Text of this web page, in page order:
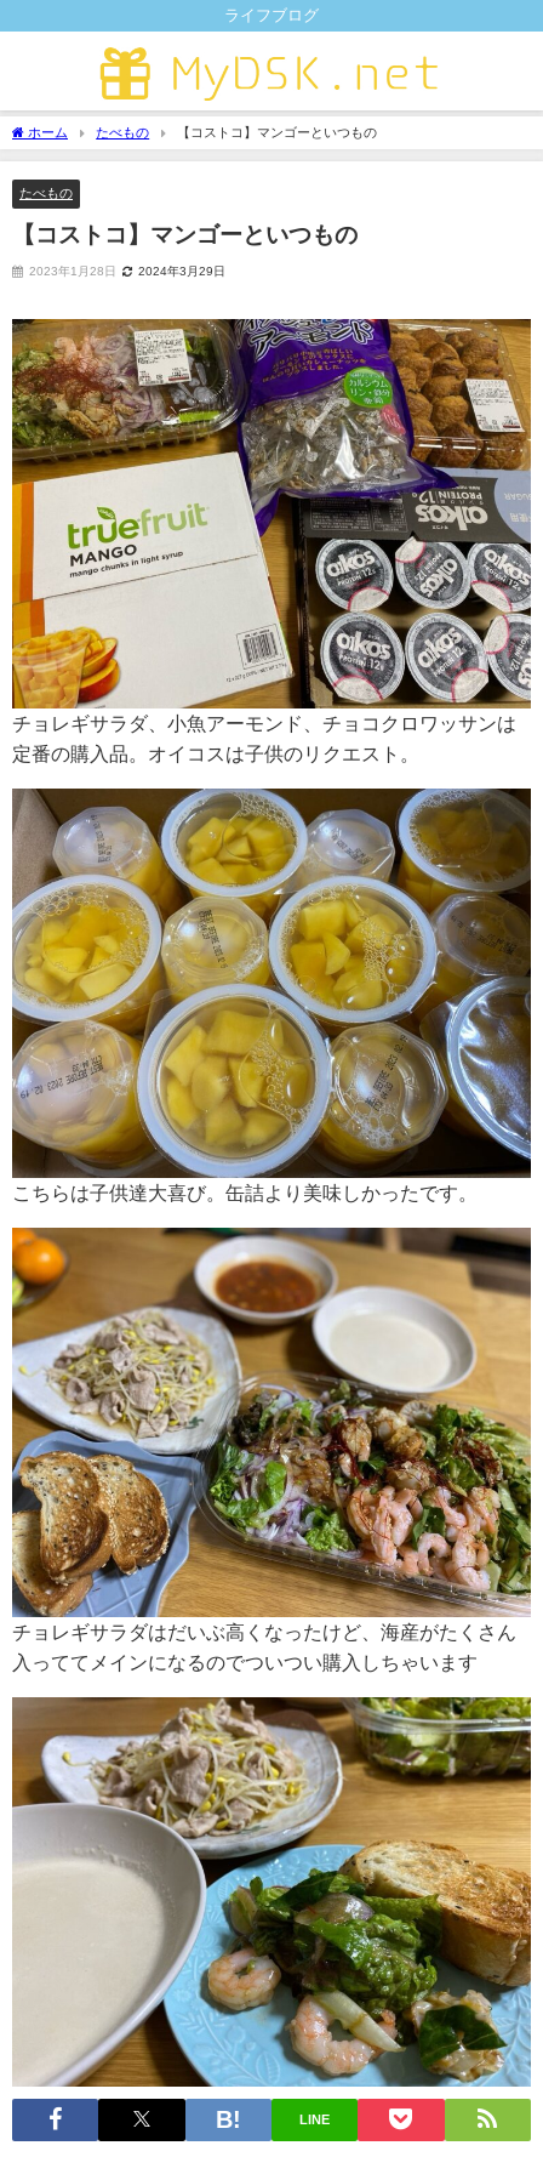
ライフブログ
ホーム たべもの 【コストコ】マンゴーといつもの
たべもの
【コストコ】マンゴーといつもの
2023年1月28日 2024年3月29日
チョレギサラダ、小魚アーモンド、チョコクロワッサンは
定番の購入品。オイコスは子供のリクエスト。
こちらは子供達大喜び。缶詰より美味しかったです。
チョレギサラダはだいぶ高くなったけど、海産がたくさん
入っててメインになるのでついつい購入しちゃいます
LINE